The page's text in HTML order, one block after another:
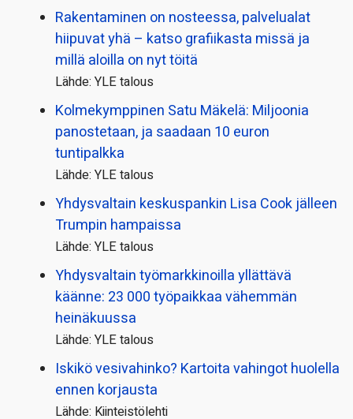
Rakentaminen on nosteessa, palvelualat
hiipuvat yhä – katso grafiikasta missä ja
millä aloilla on nyt töitä
Lähde: YLE talous
Kolmekymppinen Satu Mäkelä: Miljoonia
panostetaan, ja saadaan 10 euron
tuntipalkka
Lähde: YLE talous
Yhdysvaltain keskuspankin Lisa Cook jälleen
Trumpin hampaissa
Lähde: YLE talous
Yhdysvaltain työmarkkinoilla yllättävä
käänne: 23 000 työpaikkaa vähemmän
heinäkuussa
Lähde: YLE talous
Iskikö vesivahinko? Kartoita vahingot huolella
ennen korjausta
Lähde: Kiinteistölehti